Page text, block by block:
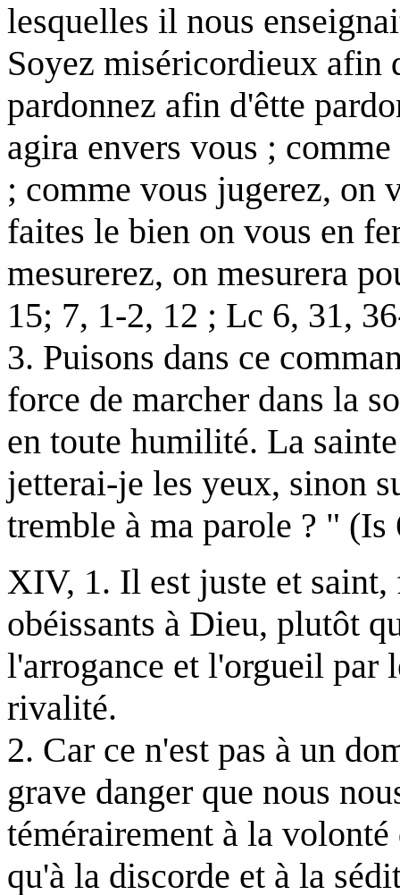
lesquelles il nous
Soyez miséricordieux afin
pardonnez afin d'êtte
agira envers vous ;
; comme vous jugerez, on
faites le bien on vous en
mesurerez, on mesurera
15; 7, 1-2, 12 ; Lc 6, 31,
3. Puisons dans ce
force de marcher dans la
en toute humilité. La
jetterai-je les yeux, sinon
tremble à ma parole ? " (Is
XIV, 1. Il est juste et saint,
obéissants à Dieu, plutôt
l'arrogance et l'orgueil par
rivalité.
2. Car ce n'est pas à un
grave danger que nous
témérairement à la
qu'à la discorde et à la